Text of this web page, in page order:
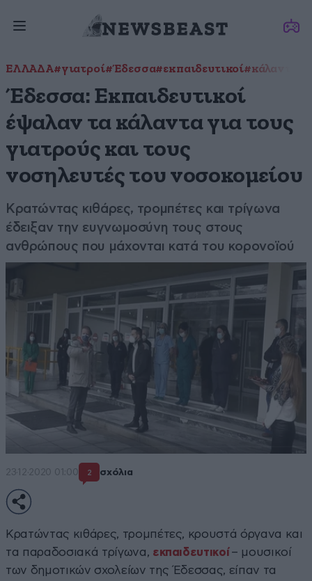
ΕΛΛΑΔΑ#γιατροί#Έδεσσα#εκπαιδευτικοί#κάλαντα
Έδεσσα: Εκπαιδευτικοί
έψαλαν τα κάλαντα για τους
γιατρούς και τους
νοσηλευτές του νοσοκομείου
Κρατώντας κιθάρες, τρομπέτες και τρίγωνα
έδειξαν την ευγνωμοσύνη τους στους
ανθρώπους που μάχονται κατά του κορονοϊού
23·12·2020 01:00 2 σχόλια
Κρατώντας κιθάρες, τρομπέτες, κρουστά όργανα και
τα παραδοσιακά τρίγωνα, εκπαιδευτικοί – μουσικοί
των δημοτικών σχολείων της Έδεσσας, είπαν τα